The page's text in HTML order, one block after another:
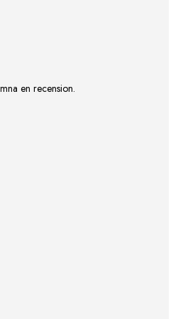
en recension.